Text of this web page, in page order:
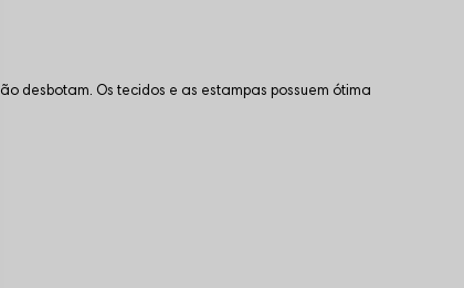
desbotam. Os tecidos e as estampas possuem ótima